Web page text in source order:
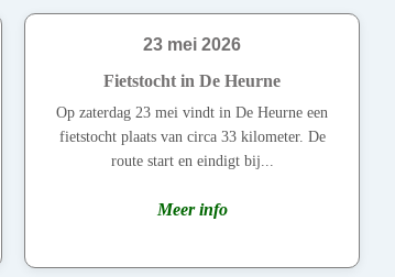
23 mei 2026
Fietstocht in De Heurne
Op zaterdag 23 mei vindt in De Heurne een
fietstocht plaats van circa 33 kilometer. De
route start en eindigt bij...
Meer info